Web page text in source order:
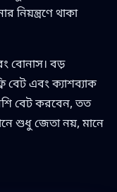
থাকা
বোনাস। বড়
বেট এবং ক্যাশব্যাক
বেট করবেন, তত
শুধু জেতা নয়, মানে